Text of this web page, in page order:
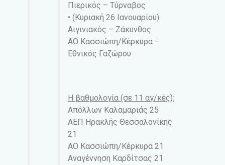
Πιερικός – Τύρναβος
• (Κυριακή 26 Ιανουαρίου):
Αιγινιακός – Ζάκυνθος
ΑΟ Κασσιώπη/Κέρκυρα –
Εθνικός Γαζώρου
Η βαθμολογία (σε 11 αγ/κές):
Απόλλων Καλαμαριάς 25
ΑΕΠ Ηρακλής Θεσσαλονίκης
21
ΑΟ Κασσιώπη/Κέρκυρα 21
Αναγέννηση Καρδίτσας 21